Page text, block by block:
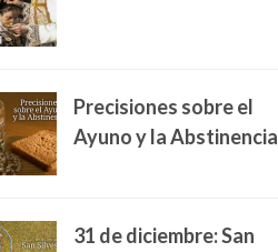
Precisiones sobre el
Ayuno y la Abstinencia
31 de diciembre: San